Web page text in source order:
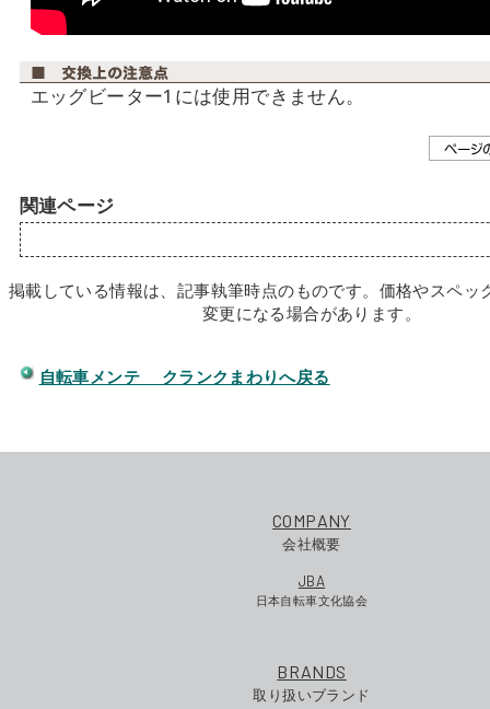
エッグビーター1には使用できません。
関連ページ
掲載している情報は、記事執筆時点のものです。価格やスペッ
変更になる場合があります。
自転車メンテ クランクまわりへ戻る
COMPANY
会社概要
JBA
日本自転車文化協会
BRANDS
取り扱いブランド